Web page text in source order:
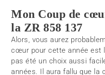
Mon Coup de
la ZR 858 137
Alors, vous aurez
cœur pour cette année est
pas été un choix aussi
années. Il aura fallu que la